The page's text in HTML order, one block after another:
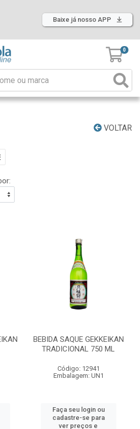
Baixe já nosso APP
0
VOLTAR
BEBIDA SAQUE GEKKEIKAN
TRADICIONAL 750 ML
Código: 12941
Embalagem: UN1
Faça seu login ou
cadastre-se para
ver preços e